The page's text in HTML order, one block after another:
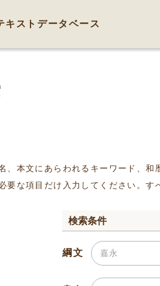
キストデータベース
、本文にあらわれるキーワード、
要な項目だけ入力してください。
検索条件
綱文